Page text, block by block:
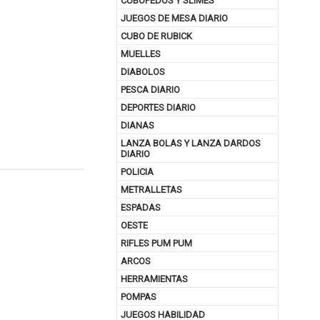
JUEGOS DE MESA DIARIO
CUBO DE RUBICK
MUELLES
DIABOLOS
PESCA DIARIO
DEPORTES DIARIO
DIANAS
LANZA BOLAS Y LANZA DARDOS
DIARIO
POLICIA
METRALLETAS
ESPADAS
OESTE
RIFLES PUM PUM
ARCOS
HERRAMIENTAS
POMPAS
JUEGOS HABILIDAD